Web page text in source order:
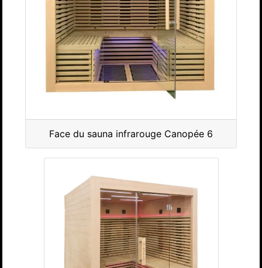
Face du sauna infrarouge Canopée 6